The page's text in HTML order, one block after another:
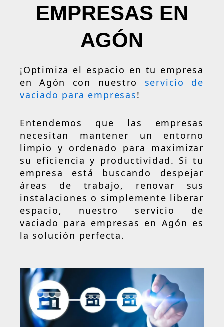
EMPRESAS EN
AGÓN
¡Optimiza el espacio en tu empresa
en Agón con nuestro servicio de
vaciado para empresas!
Entendemos que las empresas
necesitan mantener un entorno
limpio y ordenado para maximizar
su eficiencia y productividad. Si tu
empresa está buscando despejar
áreas de trabajo, renovar sus
instalaciones o simplemente liberar
espacio, nuestro servicio de
vaciado para empresas en Agón es
la solución perfecta.